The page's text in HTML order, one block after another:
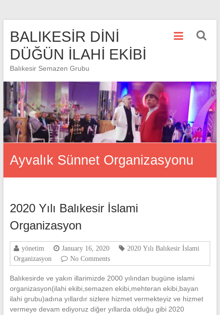
BALIKESİR DİNİ
DÜĞÜN İLAHİ EKİBİ
Balıkesir Semazen Grubu
Ayvalık Sünnet Organizasyonu
2020 Yılı Balıkesir İslami
Organizasyon
yönetim January 16, 2020
2020 Yılı Balıkesir İslami
Organizasyon
No Comments
Balıkesirde ve yakın illarimizde 2000 yılından bugüne islami
organizasyon(ilahi ekibi,semazen ekibi,mehteran ekibi,bayan
ilahi grubu)adına yıllardır sizlere hizmet vermekteyiz ve hizmet
vermeye devam ediyoruz diğer yıllarda olduğu gibi 2020